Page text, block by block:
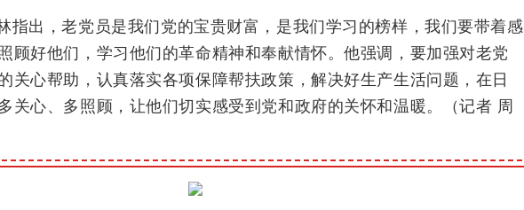
指出，老党员是我们党的宝贵财富，是我们学习的榜样，我们要带着感
顾好他们，学习他们的革命精神和奉献情怀。他强调，要加强对老党
关心帮助，认真落实各项保障帮扶政策，解决好生产生活问题，在日
关心、多照顾，让他们切实感受到党和政府的关怀和温暖。 （记者 周